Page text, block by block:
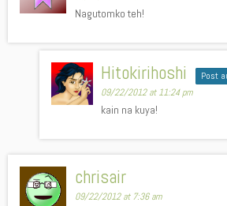
Nagutomko teh!
Hitokirihoshi Post
09/22/2012 at 11:24 pm
kain na kuya!
chrisair
09/22/2012 at 7:36 am